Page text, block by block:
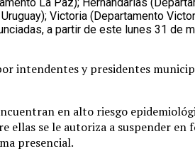
Victoria (Departamento
a partir de este lunes 31
intendentes y presidentes
en alto riesgo
se le autoriza a suspender
presencial.